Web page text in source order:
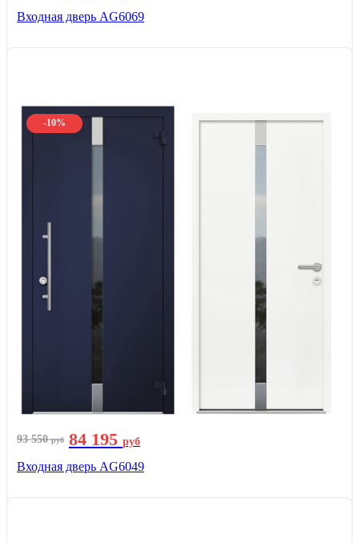
Входная дверь AG6069
-10%
93 550руб 84 195 руб
Входная дверь AG6049